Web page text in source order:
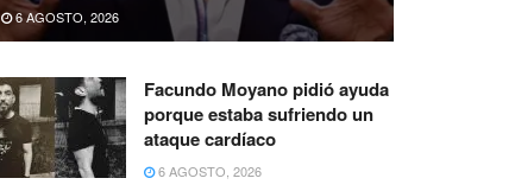
6 AGOSTO, 2026
Facundo Moyano pidió ayuda
porque estaba sufriendo un
ataque cardíaco
6 AGOSTO, 2026